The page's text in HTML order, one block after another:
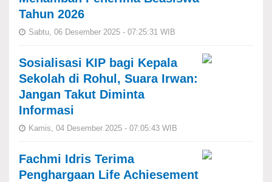
Tahun 2026
Sabtu, 06 Desember 2025 - 07:25:31 WIB
Sosialisasi KIP bagi Kepala
Sekolah di Rohul, Suara Irwan:
Jangan Takut Diminta
Informasi
Kamis, 04 Desember 2025 - 07:05:43 WIB
Fachmi Idris Terima
Penghargaan Life Achiesement